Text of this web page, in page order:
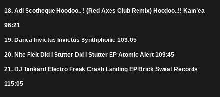
18. Adi Scotheque Hoodoo..!! (Red Axes Club Remix) Hoodoo..!! Kam’ea
96:21
19. Danca Invictus Invictus Synthphonie 103:05
20. Nite Fleit Did I Stutter Did I Stutter EP Atomic Alert 109:45
21. DJ Tankard Electro Freak Crash Landing EP Brick Sweat Records
115:05